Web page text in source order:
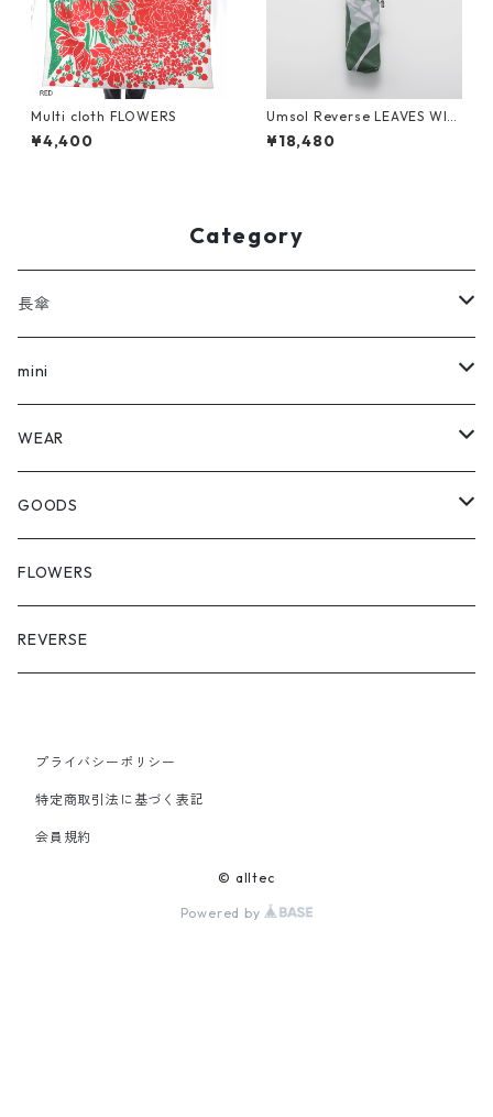
Multi cloth FLOWERS
¥4,400
Umsol Reverse LEAVES WIS
TERIA green mini
¥18,480
Category
長傘
全ての長傘
FLOWERS
REVERSE
mini
全てのmini
FLOWERS
REVERSE
Crazy Glen Check
WEAR
Outer
Hat
Cap
GOODS
Shopping Bag
Multi Cloth
FLOWERS
REVERSE
プライバシーポリシー
特定商取引法に基づく表記
会員規約
© alltec
Powered by